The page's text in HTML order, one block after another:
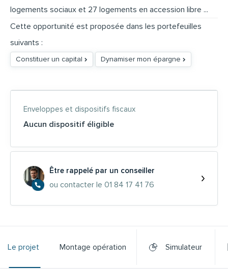
logements sociaux et 27 logements en accession libre ...
Cette opportunité est proposée dans les portefeuilles
suivants :
Constituer un capital Dynamiser mon épargne
Enveloppes et dispositifs fiscaux
Aucun dispositif éligible
Être rappelé par un conseiller
ou contacter le 01 84 17 41 76
Le projet Montage opération Simulateur